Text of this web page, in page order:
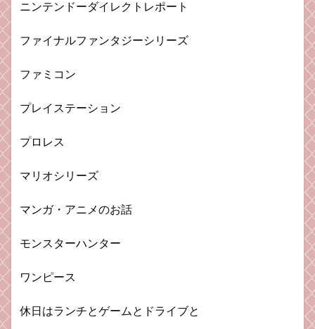
ニンテンドーダイレクトレポート
ファイナルファンタジーシリーズ
ファミコン
プレイステーション
プロレス
マリオシリーズ
マンガ・アニメのお話
モンスターハンター
ワンピース
休日はランチとゲームとドライブと